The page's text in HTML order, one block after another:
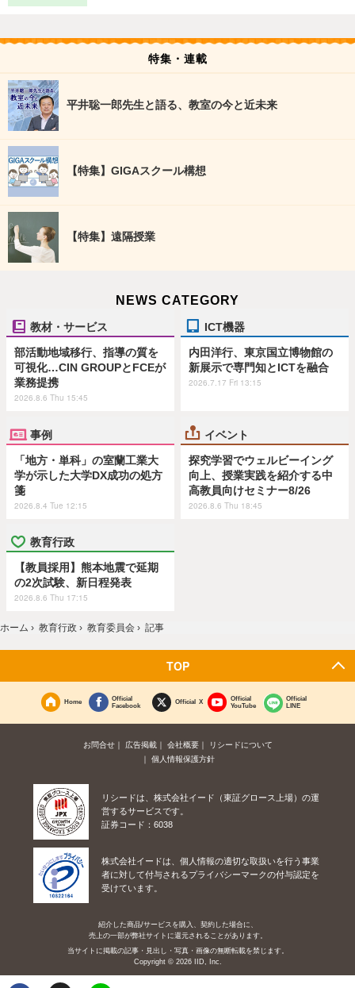
特集・連載
平井聡一郎先生と語る、教室の今と近未来
【特集】GIGAスクール構想
【特集】遠隔授業
NEWS CATEGORY
教材・サービス
部活動地域移行、指導の質を
可視化…CIN GROUPとFCEが
業務提携
2026.8.6 Thu 15:45
ICT機器
内田洋行、東京国立博物館の
新展示で専門知とICTを融合
2026.7.17 Fri 13:15
事例
「地方・単科」の室蘭工業大
学が示した大学DX成功の処方
箋
2026.8.4 Tue 12:15
イベント
探究学習でウェルビーイング
向上、授業実践を紹介する中
高教員向けセミナー8/26
2026.8.6 Thu 18:45
教育行政
【教員採用】熊本地震で延期
の2次試験、新日程発表
2026.8.6 Thu 17:15
ホーム › 教育行政 › 教育委員会 › 記事
TOP
Home
Official
Facebook
Official X
Official
YouTube
Official
LINE
お問合せ 広告掲載 会社概要
リシードについて
個人情報保護方針
リシードは、株式会社イード（東証グロース上場）の運
営するサービスです。
証券コード：6038
株式会社イードは、個人情報の適切な取扱いを行う事業
者に対して付与されるプライバシーマークの付与認定を
受けています。
紹介した商品/サービスを購入、契約した場合に、
売上の一部が弊社サイトに還元されることがあります。
当サイトに掲載の記事・見出し・写真・画像の無断転載を禁じます。
Copyright © 2026 IID, Inc.